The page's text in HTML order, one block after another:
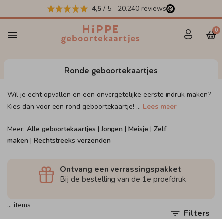
4,5 / 5 - 20.240 reviews
0
Ronde geboortekaartjes
Wil je echt opvallen en een onvergetelijke eerste indruk maken?
Kies dan voor een rond geboortekaartje! ... Lees meer
Meer: Alle geboortekaartjes |Jongen | Meisje | Zelf
maken | Rechtstreeks verzenden
Ontvang een verrassingspakket
Bij de bestelling van de 1e proefdruk
… items
Filters